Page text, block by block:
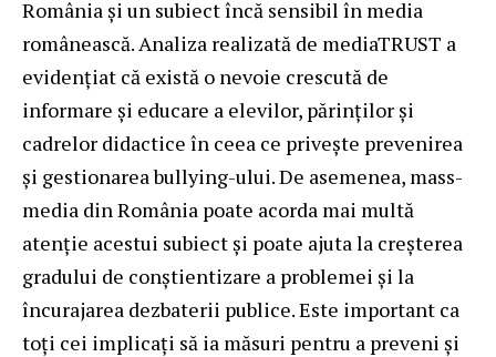
România și un subiect încă sensibil în media
românească. Analiza realizată de mediaTRUST a
evidențiat că există o nevoie crescută de
informare și educare a elevilor, părinților și
cadrelor didactice în ceea ce privește prevenirea
și gestionarea bullying-ului. De asemenea, mass-
media din România poate acorda mai multă
atenție acestui subiect și poate ajuta la creșterea
gradului de conștientizare a problemei și la
încurajarea dezbaterii publice. Este important ca
toți cei implicați să ia măsuri pentru a preveni și